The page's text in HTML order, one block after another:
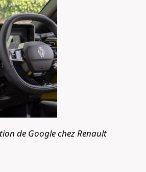
de Google chez Renault